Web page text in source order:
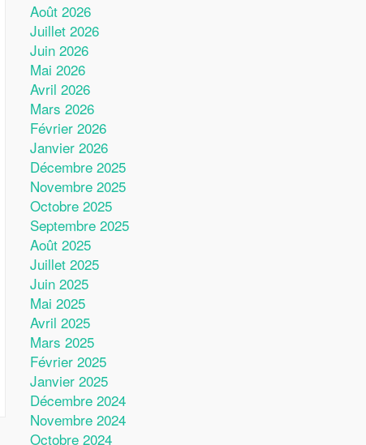
Août 2026
Juillet 2026
Juin 2026
Mai 2026
Avril 2026
Mars 2026
Février 2026
Janvier 2026
Décembre 2025
Novembre 2025
Octobre 2025
Septembre 2025
Août 2025
Juillet 2025
Juin 2025
Mai 2025
Avril 2025
Mars 2025
Février 2025
Janvier 2025
Décembre 2024
Novembre 2024
Octobre 2024